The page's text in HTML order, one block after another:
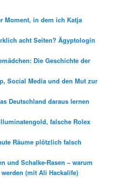
Moment, in dem ich Katja
acht Seiten? Ägyptologin
Die Geschichte der
Social Media und den Mut zur
Deutschland daraus lernen
falsche Rolex
Räume plötzlich falsch
und Schalke-Rasen – warum
(mit Ali Hackalife)